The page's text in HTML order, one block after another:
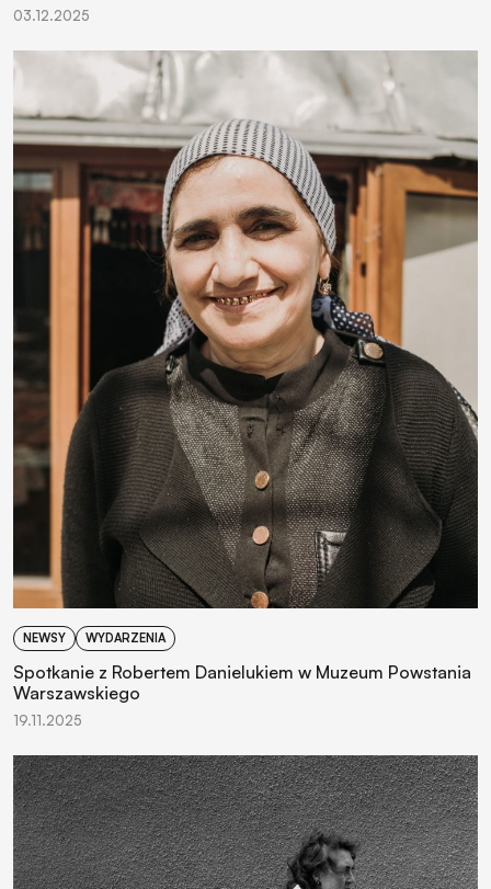
03.12.2025
NEWSY WYDARZENIA
Spotkanie z Robertem Danielukiem w Muzeum Powstania
Warszawskiego
19.11.2025